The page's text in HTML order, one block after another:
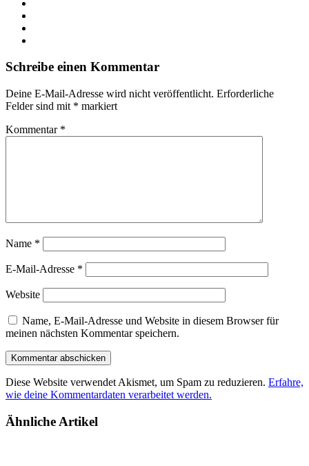
Schreibe einen Kommentar
Deine E-Mail-Adresse wird nicht veröffentlicht. Erforderliche
Felder sind mit * markiert
Kommentar *
Name *
E-Mail-Adresse *
Website
Name, E-Mail-Adresse und Website in diesem Browser für
meinen nächsten Kommentar speichern.
Diese Website verwendet Akismet, um Spam zu reduzieren. Erfahre,
wie deine Kommentardaten verarbeitet werden.
Ähnliche Artikel